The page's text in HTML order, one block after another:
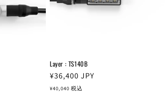
Layer : TS140B
通
常
¥36,400 JPY
¥40,040 税込